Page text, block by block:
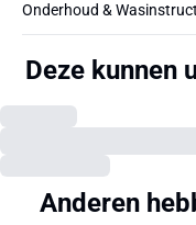
Onderhoud &
Deze kunnen
Anderen